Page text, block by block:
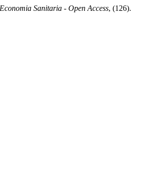
Sanitaria - Open Access, (126).